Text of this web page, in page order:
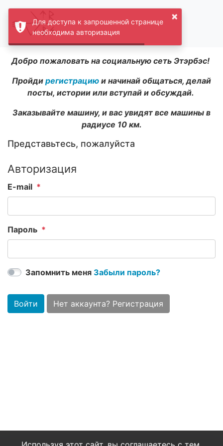
Добро пожаловать на социальную сеть Этэрбэс!
Пройди регистрацию и начинай общаться, делай
посты, истории или вступай и обсуждай.
Заказывайте машину, и вас увидят все машины в
радиусе 10 км.
Представьтесь, пожалуйста
Авторизация
E-mail
Пароль
Запомнить меня Забыли пароль?
Войти Нет аккаунта? Регистрация
×
Для доступа к запрошенной странице
необходима авторизация